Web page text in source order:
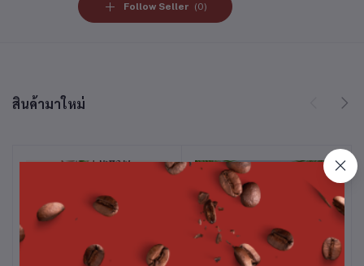
Follow Seller (0)
สินค้ามาใหม่